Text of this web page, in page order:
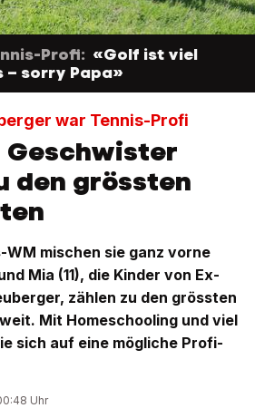
Profi: «Golf ist viel
– sorry Papa»
war Tennis-Profi
Geschwister
den grössten
mischen sie ganz vorne
Mia (11), die Kinder von Ex-
zählen zu den grössten
Mit Homeschooling und viel
sich auf eine mögliche Profi-
Uhr